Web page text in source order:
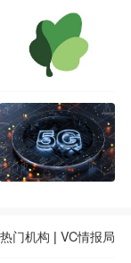
热门机构 |VC情报局